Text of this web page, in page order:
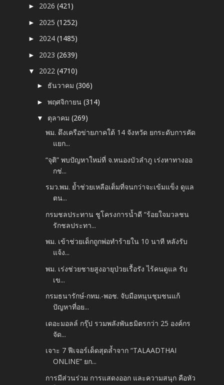
► 2026(421)
► 2025(1252)
► 2024(1485)
► 2023(2639)
▼ 2022(4710)
► ธันวาคม(306)
►พฤศจิกายน(314)
▼ ตุลาคม(269)
พม. ดึงเครือข่ายภาคใต้ 14 จังหวัด ยกระดับการคัด
แยก...
“จุติ” พบปัญหาใหม่ที่ จ.หนองบัวลำภู เร่งหาทางออ
กช่...
รมว.พม. ย้ำช่วยเหลือเต็มที่จนกว่าจะเข้มแข็ง ดูแล
ตน...
กรมชลประทาน ชูโครงการน้ำดี “ร้อยใจมวลชน
รักชลประทา...
พม. เข้าช่วยเด็กถูกพ่อทำร้ายใน 10 นาที หลังรับ
แจ้ง...
พม. เร่งช่วยชายสูงอายุป่วยเรื้อรัง ไร้คนดูแล รับ
เข...
กรมธนารักษ์-กทม.-พอช. จับมือหนุนชุมชนแก้
ปัญหาที่อย...
เดอะมอลล์ กรุ๊ป รวมพลังพันธมิตรกว่า 25 องค์กร
จัด...
เจาะ 7 ฟีเจอร์เด็ดสุดล้ำจาก “TALAADTHAI
ONLINE” ยก...
การมีส่วนร่วม การแสดงออก และความสนุก คือหัว